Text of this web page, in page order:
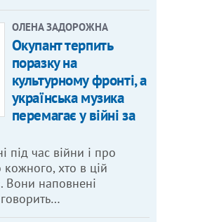
ОЛЕНА ЗАДОРОЖНА
Окупант терпить
поразку на
культурному фронті, а
українська музика
перемагає у війні за
під час війни і про
кожного, хто в цій
Вони наповнені